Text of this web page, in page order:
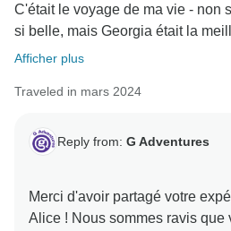
C'était le voyage de ma vie - non
si belle, mais Georgia était la
Afficher plus
Traveled in mars 2024
Reply from: G Adventures
Merci d'avoir partagé votre
Alice ! Nous sommes ravis que